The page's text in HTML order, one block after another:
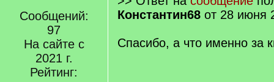
Сообщений:
97
На сайте с
2021 г.
Рейтинг:
Константин68 от 28 июня
Спасибо, а что именно за